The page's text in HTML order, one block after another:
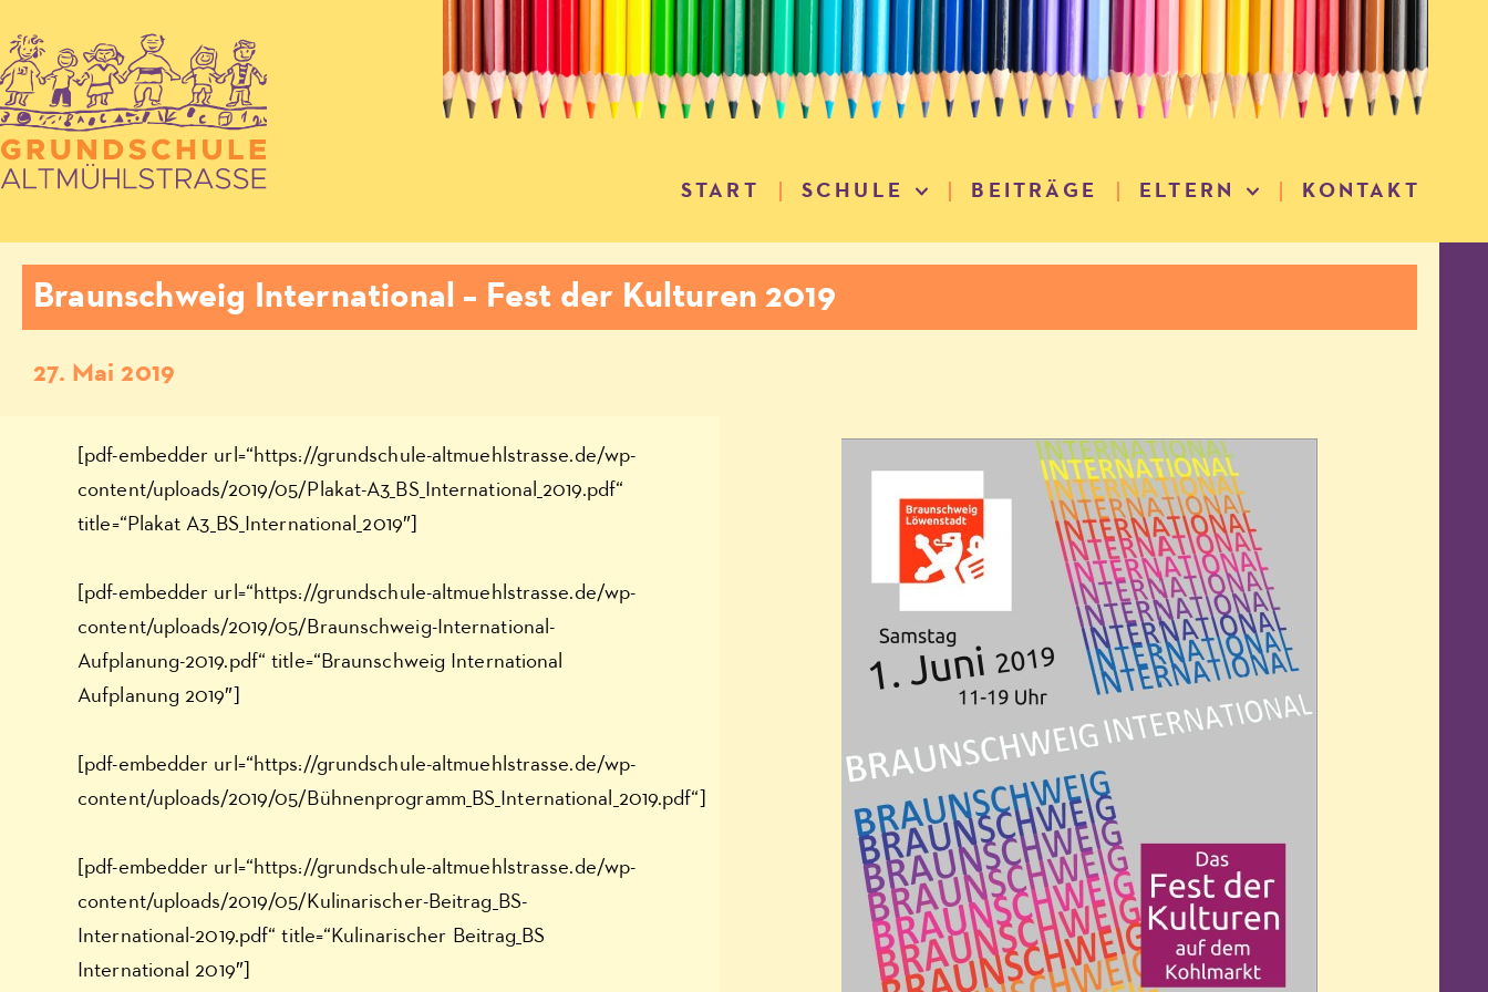
START SCHULE BEITRÄGE ELTERN KONTAKT
Braunschweig International – Fest der Kulturen 2019
27. Mai 2019
[pdf-embedder url=“https://grundschule-altmuehlstrasse.de/wp-
content/uploads/2019/05/Plakat-A3_BS_International_2019.pdf“
title=“Plakat A3_BS_International_2019″]
[pdf-embedder url=“https://grundschule-altmuehlstrasse.de/wp-
content/uploads/2019/05/Braunschweig-International-
Aufplanung-2019.pdf“ title=“Braunschweig International
Aufplanung 2019″]
[pdf-embedder url=“https://grundschule-altmuehlstrasse.de/wp-
content/uploads/2019/05/Bühnenprogramm_BS_International_2019.pdf“]
[pdf-embedder url=“https://grundschule-altmuehlstrasse.de/wp-
content/uploads/2019/05/Kulinarischer-Beitrag_BS-
International-2019.pdf“ title=“Kulinarischer Beitrag_BS
International 2019″]